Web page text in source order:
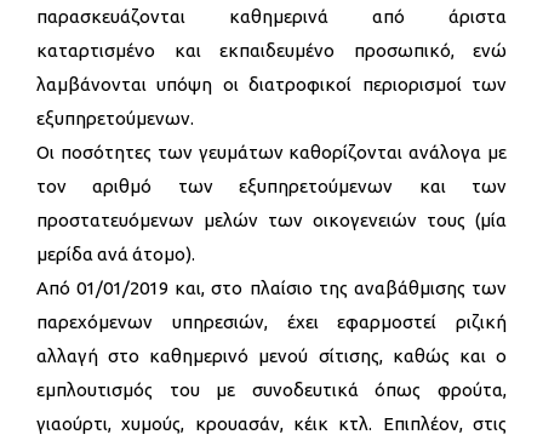
παρασκευάζονται καθημερινά από άριστα
καταρτισμένο και εκπαιδευμένο προσωπικό, ενώ
λαμβάνονται υπόψη οι διατροφικοί περιορισμοί των
εξυπηρετούμενων.
Οι ποσότητες των γευμάτων καθορίζονται ανάλογα με
τον αριθμό των εξυπηρετούμενων και των
προστατευόμενων μελών των οικογενειών τους (μία
μερίδα ανά άτομο).
Από 01/01/2019 και, στο πλαίσιο της αναβάθμισης των
παρεχόμενων υπηρεσιών, έχει εφαρμοστεί ριζική
αλλαγή στο καθημερινό μενού σίτισης, καθώς και ο
εμπλουτισμός του με συνοδευτικά όπως φρούτα,
γιαούρτι, χυμούς, κρουασάν, κέικ κτλ. Επιπλέον, στις